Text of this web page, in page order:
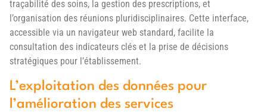
traçabilité des soins, la gestion des prescriptions, et
l’organisation des réunions pluridisciplinaires. Cette interface,
accessible via un navigateur web standard, facilite la
consultation des indicateurs clés et la prise de décisions
stratégiques pour l’établissement.
L’exploitation des données pour
l’amélioration des services